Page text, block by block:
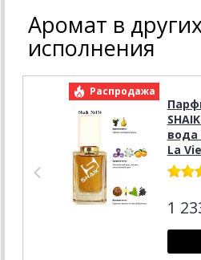
Аромат в
исполнения
Распродажа
вода
La
1